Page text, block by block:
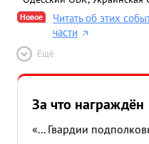
Новое
Читать об этих
части
Ещё
За что награждён
«... Гвардии